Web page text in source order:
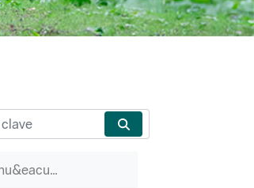
P&aacute;ginas hu&eacute;rfanas